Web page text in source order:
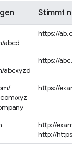
Stimmt
abcd
https://
abcxyzd
https://
xyz
https://
http://
http://